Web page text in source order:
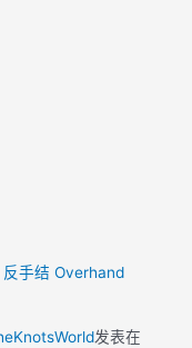
反手结 Overhand
发表在